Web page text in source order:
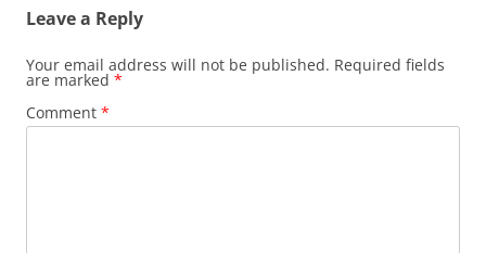
Leave a Reply
Your email address will not be published. Required fields
are marked *
Comment *